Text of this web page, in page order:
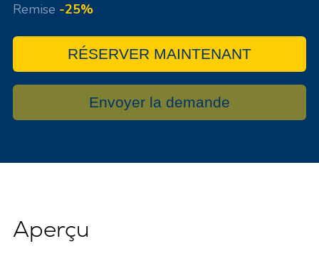
Remise -25%
RÉSERVER MAINTENANT
Envoyer la demande
Aperçu